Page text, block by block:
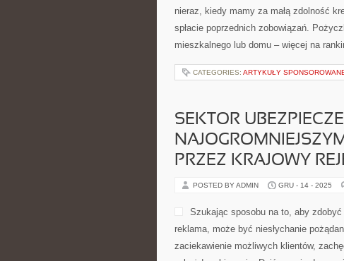
nieraz, kiedy mamy za małą zdolność
spłacie poprzednich zobowiązań.
mieszkalnego lub domu – więcej na
CATEGORIES: ARTYKUŁY
SEKTOR
PRZEZ KRAJOWY
POSTED BY ADMIN GRU - 14 - 2025
Szukając sposobu na to, aby
reklama, może być niesłychanie
zaciekawienie możliwych klientów,